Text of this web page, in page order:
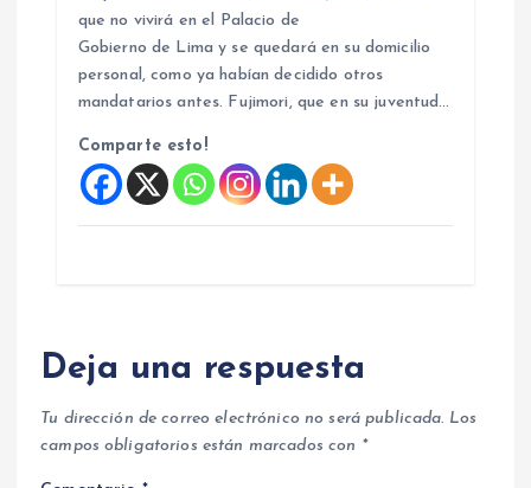
que no vivirá en el Palacio de
Gobierno de Lima y se quedará en su domicilio
personal, como ya habían decidido otros
mandatarios antes. Fujimori, que en su juventud…
Comparte esto!
Deja una respuesta
Tu dirección de correo electrónico no será publicada. Los
campos obligatorios están marcados con *